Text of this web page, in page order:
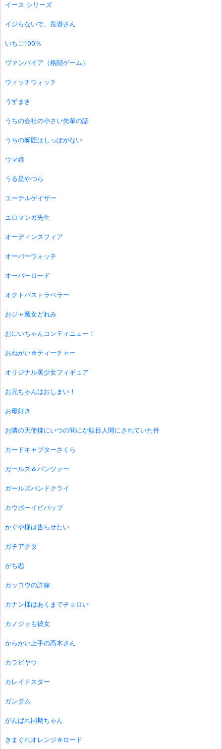
イース シリーズ
イジらないで、長瀞さん
いちご100％
ヴァンパイア（格闘ゲーム）
ウィッチウォッチ
うずまき
うちの会社の小さい先輩の話
うちの師匠はしっぽがない
ウマ娘
うる星やつら
エーテルゲイザー
エロマンガ先生
オーディンスフィア
オーバーウォッチ
オーバーロード
オクトパストラベラー
おジャ魔女どれみ
おにいちゃんコンティニュー！
おねがい☆ティーチャー
オリジナル美少女フィギュア
お兄ちゃんはおしまい！
お母好き
お隣の天使様にいつの間にか駄目人間にされていた件
カードキャプターさくら
ガールズ＆パンツァー
ガールズバンドクライ
カウボーイビバップ
かぐや様は告らせたい
ガチアクタ
がち恋
カッコウの許嫁
カナン様はあくまでチョロい
カノジョも彼女
からかい上手の高木さん
カラビヤウ
カレイドスター
ガンダム
がんばれ同期ちゃん
きまぐれオレンジ☆ロード